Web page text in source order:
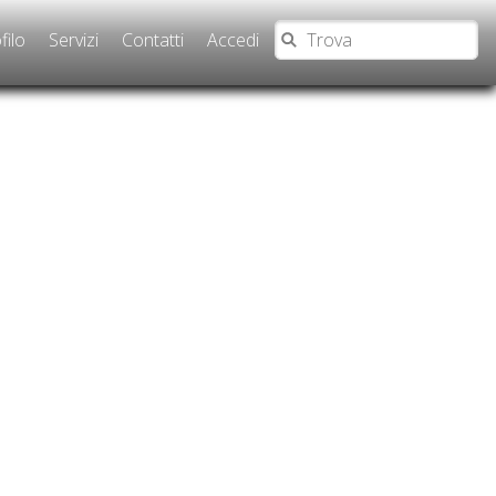
Servizi Contatti Accedi